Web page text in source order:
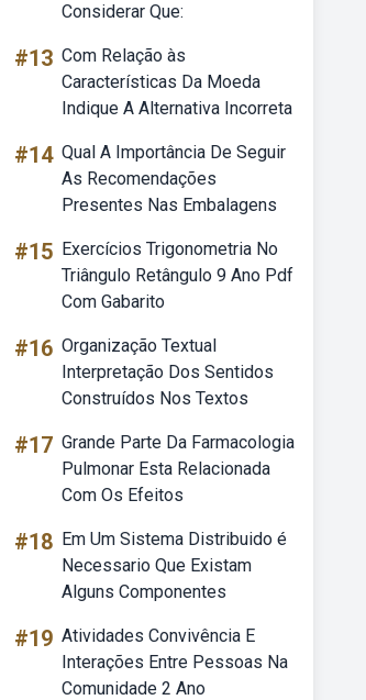
Considerar Que:
#13 Com Relação às
Características Da Moeda
Indique A Alternativa Incorreta
#14 Qual A Importância De Seguir
As Recomendações
Presentes Nas Embalagens
#15 Exercícios Trigonometria No
Triângulo Retângulo 9 Ano Pdf
Com Gabarito
#16 Organização Textual
Interpretação Dos Sentidos
Construídos Nos Textos
#17 Grande Parte Da Farmacologia
Pulmonar Esta Relacionada
Com Os Efeitos
#18 Em Um Sistema Distribuido é
Necessario Que Existam
Alguns Componentes
#19 Atividades Convivência E
Interações Entre Pessoas Na
Comunidade 2 Ano